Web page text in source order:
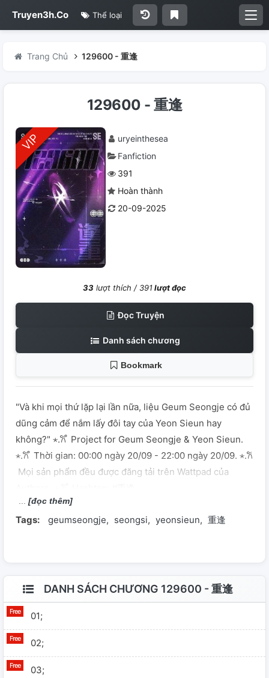
Truyen3h.Co Thể loại
Trang Chủ 129600 - 重逢
129600 - 重逢
uryeinthesea
Fanfiction
391
Hoàn thành
20-09-2025
33 lượt thích /391lượt đọc
Đọc Truyện
Danh sách chương
Bookmark
"Và khi mọi thứ lặp lại lần nữa, liệu Geum Seongje có đủ
dũng cảm để nắm lấy đôi tay của Yeon Sieun hay
không?" ⋆.𐙚 ̊ Project for Geum Seongje & Yeon Sieun.
⋆.𐙚 ̊ Thời gian: 00:00 ngày 20/09 - 22:00 ngày 20/09. ⋆.𐙚
̊ Mọi sản phẩm đều được đăng tải trên Wattpad của
[đọc thêm]
Tags: geumseongje seongsi yeonsieun 重逢
DANH SÁCH CHƯƠNG 129600 - 重逢
01;
02;
03;